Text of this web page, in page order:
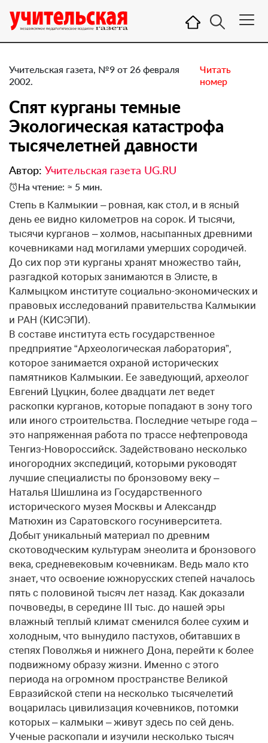
Учительская газета, №9 от 26 февраля
2002.
Читать
номер
Спят курганы темные
Экологическая катастрофа
тысячелетней давности
Автор: Учительская газета UG.RU
На чтение: ≈ 5 мин.
Степь в Калмыкии – ровная, как стол, и в ясный
день ее видно километров на сорок. И тысячи,
тысячи курганов – холмов, насыпанных древними
кочевниками над могилами умерших сородичей.
До сих пор эти курганы хранят множество тайн,
разгадкой которых занимаются в Элисте, в
Калмыцком институте социально-экономических и
правовых исследований правительства Калмыкии
и РАН (КИСЭПИ).
В составе института есть государственное
предприятие “Археологическая лаборатория”,
которое занимается охраной исторических
памятников Калмыкии. Ее заведующий, археолог
Евгений Цуцкин, более двадцати лет ведет
раскопки курганов, которые попадают в зону того
или иного строительства. Последние четыре года –
это напряженная работа по трассе нефтепровода
Тенгиз-Новороссийск. Задействовано несколько
иногородних экспедиций, которыми руководят
лучшие специалисты по бронзовому веку –
Наталья Шишлина из Государственного
исторического музея Москвы и Александр
Матюхин из Саратовского госуниверситета.
Добыт уникальный материал по древним
скотоводческим культурам энеолита и бронзового
века, средневековым кочевникам. Ведь мало кто
знает, что освоение южнорусских степей началось
пять с половиной тысяч лет назад. Как доказали
почвоведы, в середине III тыс. до нашей эры
влажный теплый климат сменился более сухим и
холодным, что вынудило пастухов, обитавших в
степях Поволжья и нижнего Дона, перейти к более
подвижному образу жизни. Именно с этого
периода на огромном пространстве Великой
Евразийской степи на несколько тысячелетий
воцарилась цивилизация кочевников, потомки
которых – калмыки – живут здесь по сей день.
Ученые раскопали и изучили несколько тысяч